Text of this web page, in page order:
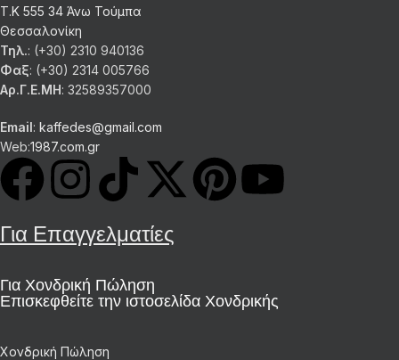
Τ.Κ 555 34 Άνω Τούμπα
Θεσσαλονίκη
Τηλ.: (+30) 2310 940136
Φαξ: (+30) 2314 005766
Αρ.Γ.Ε.ΜΗ: 32589357000
Email: kaffedes@gmail.com
Web:1987.com.gr
Για Επαγγελματίες
Για Χονδρική Πώληση
Επισκεφθείτε την ιστοσελίδα Χονδρικής
Χονδρική Πώληση